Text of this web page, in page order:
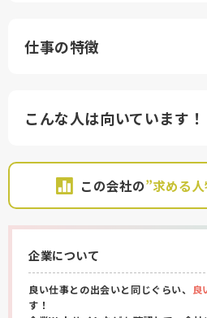
仕事の特徴
こんな人は向いています！
この会社の”求める
企業について
良い仕事との出会いと同じぐらい、 良
す！